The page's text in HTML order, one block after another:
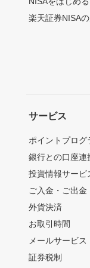
楽天証券NISA
サービス
ポイントプログ
銀行との口座連
投資情報サービ
ご入金・ご出金
外貨決済
お取引時間
メールサービス
証券税制